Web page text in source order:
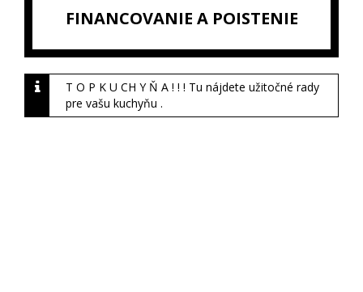
FINANCOVANIE A POISTENIE
T O P K U CH Y Ň A ! ! ! Tu nájdete užitočné rady
pre vašu kuchyňu .